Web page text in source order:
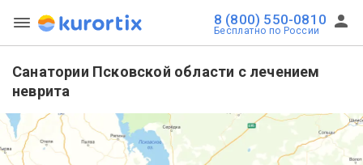
8 (800) 550-0810
Бесплатно по России
Санатории Псковской области с лечением
неврита